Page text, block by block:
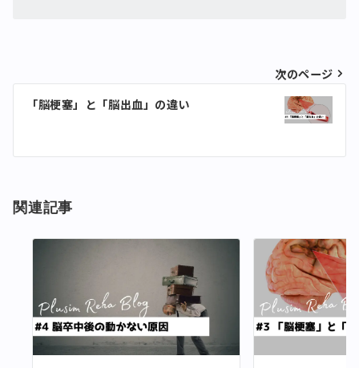
ビ
ー
次のページ
「脳梗塞」と「脳出血」の違い
関連記事